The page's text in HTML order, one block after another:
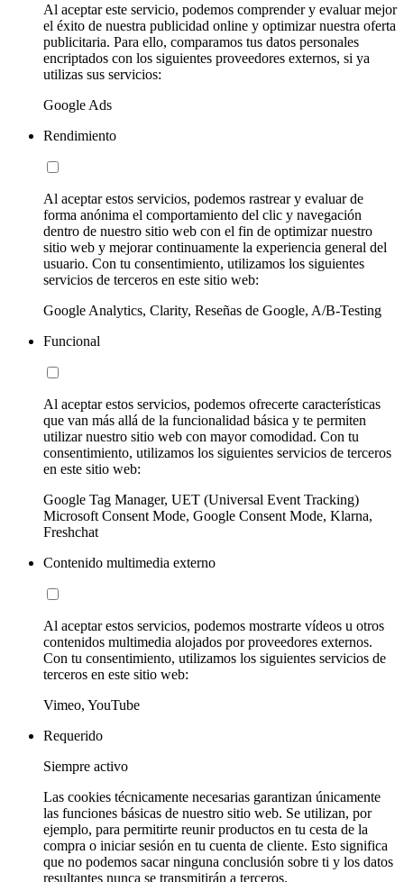
Al aceptar este servicio, podemos comprender y evaluar mejor
el éxito de nuestra publicidad online y optimizar nuestra oferta
publicitaria. Para ello, comparamos tus datos personales
encriptados con los siguientes proveedores externos, si ya
utilizas sus servicios:
Google Ads
Rendimiento
Al aceptar estos servicios, podemos rastrear y evaluar de
forma anónima el comportamiento del clic y navegación
dentro de nuestro sitio web con el fin de optimizar nuestro
sitio web y mejorar continuamente la experiencia general del
usuario. Con tu consentimiento, utilizamos los siguientes
servicios de terceros en este sitio web:
Google Analytics, Clarity, Reseñas de Google, A/B-Testing
Funcional
Al aceptar estos servicios, podemos ofrecerte características
que van más allá de la funcionalidad básica y te permiten
utilizar nuestro sitio web con mayor comodidad. Con tu
consentimiento, utilizamos los siguientes servicios de terceros
en este sitio web:
Google Tag Manager, UET (Universal Event Tracking)
Microsoft Consent Mode, Google Consent Mode, Klarna,
Freshchat
Contenido multimedia externo
Al aceptar estos servicios, podemos mostrarte vídeos u otros
contenidos multimedia alojados por proveedores externos.
Con tu consentimiento, utilizamos los siguientes servicios de
terceros en este sitio web:
Vimeo, YouTube
Requerido
Siempre activo
Las cookies técnicamente necesarias garantizan únicamente
las funciones básicas de nuestro sitio web. Se utilizan, por
ejemplo, para permitirte reunir productos en tu cesta de la
compra o iniciar sesión en tu cuenta de cliente. Esto significa
que no podemos sacar ninguna conclusión sobre ti y los datos
resultantes nunca se transmitirán a terceros.